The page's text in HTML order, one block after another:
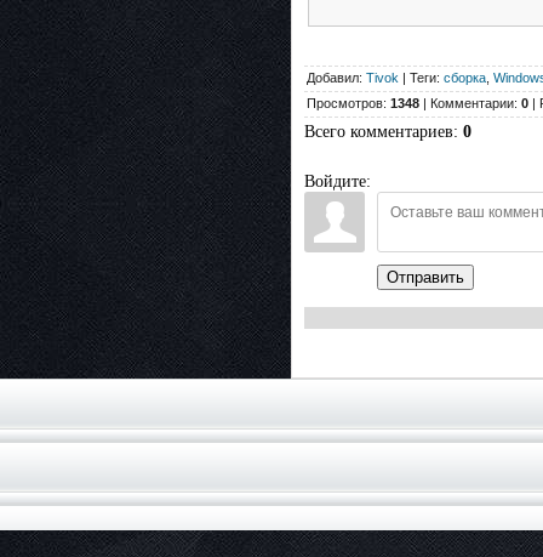
Добавил: Tivok | Теги: сборка
Просмотров: 1348 | Комментарии: 0 |
Всего комментариев: 0
Войдите:
Отправить